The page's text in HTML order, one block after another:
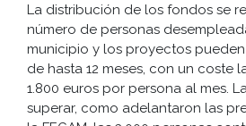
La distribución de los fondos se
número de personas
municipio y los proyectos
de hasta 12 meses, con un coste
1.800 euros por persona al mes.
superar, como adelantaron las